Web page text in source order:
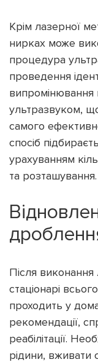
Крім лазерної
нирках може
процедура
проведення
випромінювання
ультразвуком,
самого
спосіб
урахуванням
та розташування.
Після виконання
стаціонарі
проходить у
рекомендації,
реабілітації.
рідини, вживати